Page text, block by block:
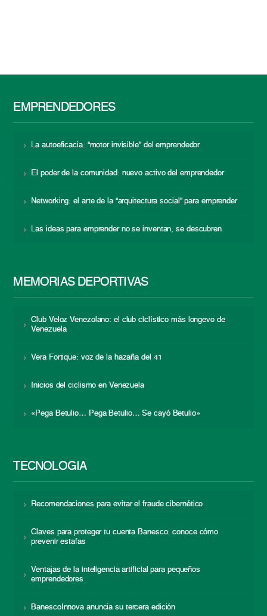
EMPRENDEDORES
La autoeficacia: “motor invisible” del emprendedor
El poder de la comunidad: nuevo activo del emprendedor
Networking: el arte de la “arquitectura social” para emprender
Las ideas para emprender no se inventan, se descubren
MEMORIAS DEPORTIVAS
Club Veloz Venezolano: el club ciclístico más longevo de
Venezuela
Vera Fortique: voz de la hazaña del 41
Inicios del ciclismo en Venezuela
«Pega Betulio… Pega Betulio… Se cayó Betulio»
TECNOLOGÍA
Recomendaciones para evitar el fraude cibernético
Claves para proteger tu cuenta Banesco: conoce cómo
prevenir estafas
Ventajas de la inteligencia artificial para pequeños
emprendedores
BanescoInnova anuncia su tercera edición